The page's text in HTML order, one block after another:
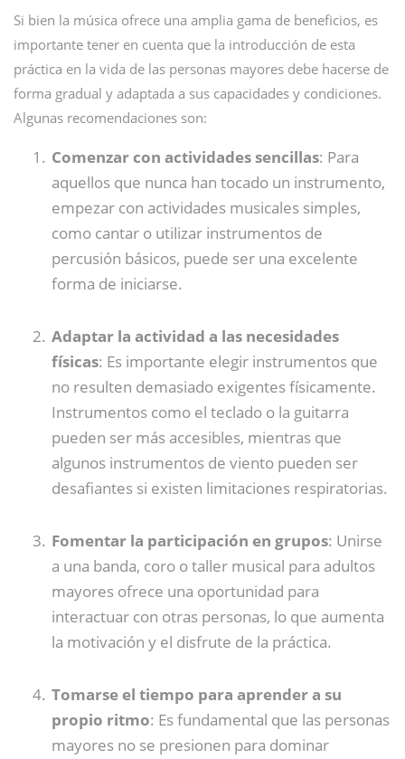
Si bien la música ofrece una amplia gama de beneficios, es
importante tener en cuenta que la introducción de esta
práctica en la vida de las personas mayores debe hacerse de
forma gradual y adaptada a sus capacidades y condiciones.
Algunas recomendaciones son:
Comenzar con actividades sencillas: Para
aquellos que nunca han tocado un instrumento,
empezar con actividades musicales simples,
como cantar o utilizar instrumentos de
percusión básicos, puede ser una excelente
forma de iniciarse.
Adaptar la actividad a las necesidades
físicas: Es importante elegir instrumentos que
no resulten demasiado exigentes físicamente.
Instrumentos como el teclado o la guitarra
pueden ser más accesibles, mientras que
algunos instrumentos de viento pueden ser
desafiantes si existen limitaciones respiratorias.
Fomentar la participación en grupos: Unirse
a una banda, coro o taller musical para adultos
mayores ofrece una oportunidad para
interactuar con otras personas, lo que aumenta
la motivación y el disfrute de la práctica.
Tomarse el tiempo para aprender a su
propio ritmo: Es fundamental que las personas
mayores no se presionen para dominar